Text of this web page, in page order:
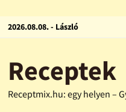
2026.08.08. - László
Receptek
Receptmix.hu: egy helyen –